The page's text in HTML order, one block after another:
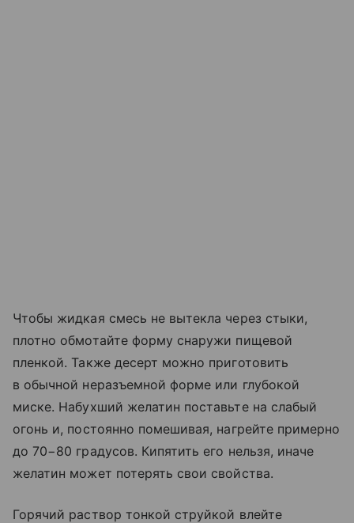
Чтобы жидкая смесь не вытекла через стыки,
плотно обмотайте форму снаружи пищевой
пленкой. Также десерт можно приготовить
в обычной неразъемной форме или глубокой
миске. Набухший желатин поставьте на слабый
огонь и, постоянно помешивая, нагрейте примерно
до 70−80 градусов. Кипятить его нельзя, иначе
желатин может потерять свои свойства.
Горячий раствор тонкой струйкой влейте